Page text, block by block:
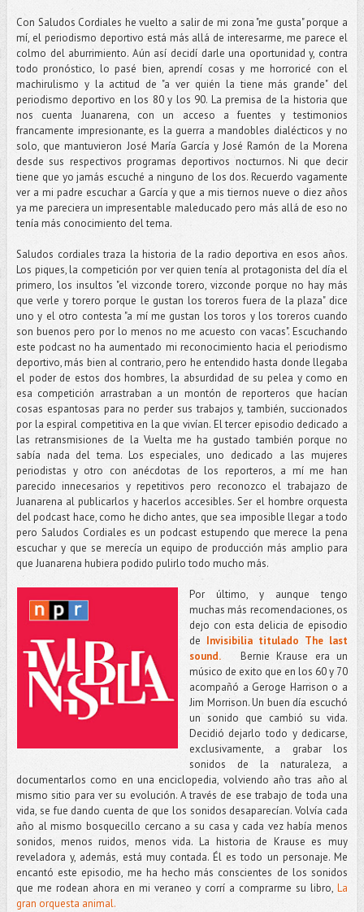
Con Saludos Cordiales he vuelto a salir de mi zona "me gusta" porque a
mí, el periodismo deportivo está más allá de interesarme, me parece el
colmo del aburrimiento. Aún así decidí darle una oportunidad y, contra
todo pronóstico, lo pasé bien, aprendí cosas y me horroricé con el
machirulismo y la actitud de "a ver quién la tiene más grande" del
periodismo deportivo en los 80 y los 90. La premisa de la historia que
nos cuenta Juanarena, con un acceso a fuentes y testimonios
francamente impresionante, es la guerra a mandobles dialécticos y no
solo, que mantuvieron José María García y José Ramón de la Morena
desde sus respectivos programas deportivos nocturnos. Ni que decir
tiene que yo jamás escuché a ninguno de los dos. Recuerdo vagamente
ver a mi padre escuchar a García y que a mis tiernos nueve o diez años
ya me pareciera un impresentable maleducado pero más allá de eso no
tenía más conocimiento del tema.
Saludos cordiales traza la historia de la radio deportiva en esos años.
Los piques, la competición por ver quien tenía al protagonista del día el
primero, los insultos "el vizconde torero, vizconde porque no hay más
que verle y torero porque le gustan los toreros fuera de la plaza" dice
uno y el otro contesta "a mí me gustan los toros y los toreros cuando
son buenos pero por lo menos no me acuesto con vacas". Escuchando
este podcast no ha aumentado mi reconocimiento hacia el periodismo
deportivo, más bien al contrario, pero he entendido hasta donde llegaba
el poder de estos dos hombres, la absurdidad de su pelea y como en
esa competición arrastraban a un montón de reporteros que hacían
cosas espantosas para no perder sus trabajos y, también, succionados
por la espiral competitiva en la que vivían. El tercer episodio dedicado a
las retransmisiones de la Vuelta me ha gustado también porque no
sabía nada del tema. Los especiales, uno dedicado a las mujeres
periodistas y otro con anécdotas de los reporteros, a mí me han
parecido innecesarios y repetitivos pero reconozco el trabajazo de
Juanarena al publicarlos y hacerlos accesibles. Ser el hombre orquesta
del podcast hace, como he dicho antes, que sea imposible llegar a todo
pero Saludos Cordiales es un podcast estupendo que merece la pena
escuchar y que se merecía un equipo de producción más amplio para
que Juanarena hubiera podido pulirlo todo mucho más.
Por último, y aunque tengo
muchas más recomendaciones, os
dejo con esta delicia de episodio
de Invisibilia titulado The last
sound.
Bernie Krause era un
músico de exito que en los 60 y 70
acompañó a Geroge Harrison o a
Jim Morrison. Un buen día escuchó
un sonido que cambió su vida.
Decidió dejarlo todo y dedicarse,
exclusivamente, a grabar los
sonidos de la naturaleza, a
documentarlos como en una enciclopedia, volviendo año tras año al
mismo sitio para ver su evolución. A través de ese trabajo de toda una
vida, se fue dando cuenta de que los sonidos desaparecían. Volvía cada
año al mismo bosquecillo cercano a su casa y cada vez había menos
sonidos, menos ruidos, menos vida. La historia de Krause es muy
reveladora y, además, está muy contada. Él es todo un personaje. Me
encantó este episodio, me ha hecho más conscientes de los sonidos
que me rodean ahora en mi veraneo y corrí a comprarme su libro,La
gran orquesta animal.